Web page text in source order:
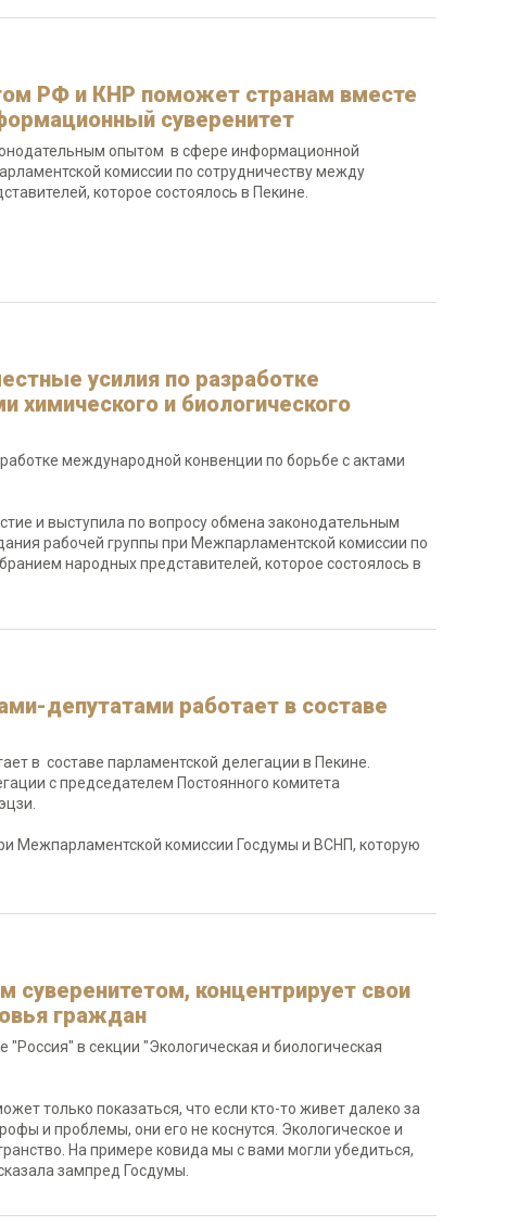
РФ и КНР поможет странам вместе
суверенитет
опытом в сфере информационной
комиссии по сотрудничеству между
которое состоялось в Пекине.
усилия по разработке
химического и биологического
международной конвенции по борьбе с актами
и выступила по вопросу обмена законодательным
рабочей группы при Межпарламентской комиссии по
народных представителей, которое состоялось в
депутатами работает в составе
в составе парламентской делегации в Пекине.
с председателем Постоянного комитета
Межпарламентской комиссии Госдумы и ВСНП, которую
концентрирует свои
граждан
в секции "Экологическая и биологическая
только показаться, что если кто-то живет далеко за
и проблемы, они его не коснутся. Экологическое и
На примере ковида мы с вами могли убедиться,
зампред Госдумы.